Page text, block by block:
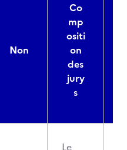
Non
Co
mp
ositi
on
des
jury
s
Le